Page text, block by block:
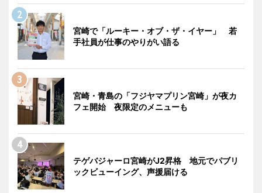
宮崎で「ルーキー・オブ・ザ・イヤー」 若
手社員が仕事のやりがい語る
宮崎・青島の「フジヤマプリン宮崎」が夜カ
フェ開始 夜限定のメニューも
テゲバジャーロ宮崎がJ2昇格 地元でパブリ
ックビューイング、声援届ける